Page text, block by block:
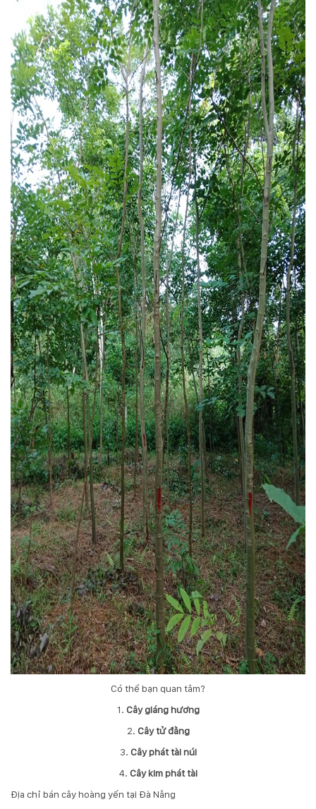
Có thể bạn quan tâm?
1. Cây giáng hương
2. Cây tử đằng
3. Cây phát tài núi
4. Cây kim phát tài
Địa chỉ bán cây hoàng yến tại Đà Nẵng